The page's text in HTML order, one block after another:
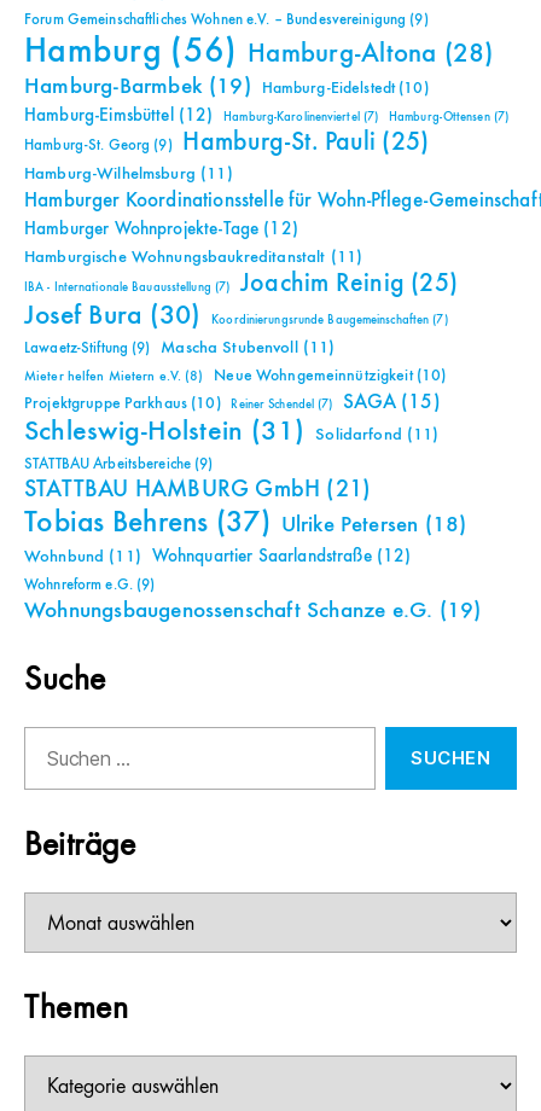
Forum Gemeinschaftliches Wohnen e.V. – Bundesvereinigung (9)
Hamburg (56) Hamburg-Altona (28)
Hamburg-Barmbek (19) Hamburg-Eidelstedt(10)
Hamburg-Eimsbüttel (12) Hamburg-Karolinenviertel (7) Hamburg-Ottensen(7)
Hamburg-St. Georg (9) Hamburg-St. Pauli (25)
Hamburg-Wilhelmsburg (11)
Hamburger Koordinationsstelle für Wohn-Pflege-
Hamburger Wohnprojekte-Tage (12)
Hamburgische Wohnungsbaukreditanstalt (11)
IBA - Internationale Bauausstellung (7) Joachim Reinig (25)
Josef Bura (30) Koordinierungsrunde Baugemeinschaften (7)
Lawaetz-Stiftung (9) Mascha Stubenvoll (11)
Mieter helfen Mietern e.V. (8) Neue Wohngemeinnützigkeit(10)
Projektgruppe Parkhaus (10) Reiner Schendel (7) SAGA(15)
Schleswig-Holstein (31) Solidarfond (11)
STATTBAU Arbeitsbereiche (9)
STATTBAU HAMBURG GmbH (21)
Tobias Behrens (37) Ulrike Petersen (18)
Wohnbund (11) Wohnquartier Saarlandstraße(12)
Wohnreform e.G.(9)
Wohnungsbaugenossenschaft Schanze e.G. (19)
Suche
nach:
Beiträge
Themen